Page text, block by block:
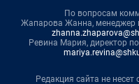
По вопросам
Жапарова Жанна, менеджер
Ревина Мария, директор
Редакция сайта не несет